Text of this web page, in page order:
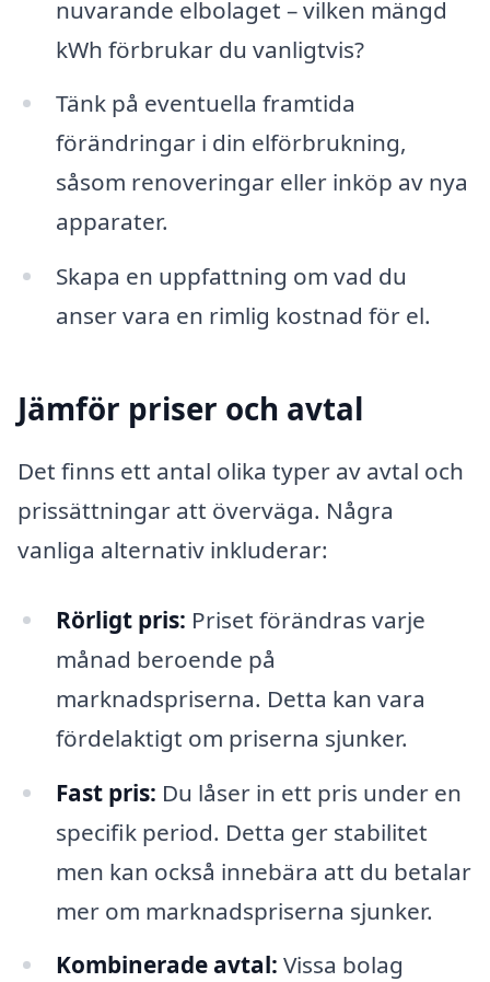
nuvarande elbolaget – vilken mängd
kWh förbrukar du vanligtvis?
Tänk på eventuella framtida
förändringar i din elförbrukning,
såsom renoveringar eller inköp av nya
apparater.
Skapa en uppfattning om vad du
anser vara en rimlig kostnad för el.
Jämför priser och avtal
Det finns ett antal olika typer av avtal och
prissättningar att överväga. Några
vanliga alternativ inkluderar:
Rörligt pris: Priset förändras varje
månad beroende på
marknadspriserna. Detta kan vara
fördelaktigt om priserna sjunker.
Fast pris: Du låser in ett pris under en
specifik period. Detta ger stabilitet
men kan också innebära att du betalar
mer om marknadspriserna sjunker.
Kombinerade avtal: Vissa bolag